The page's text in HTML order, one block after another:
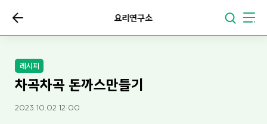
요리연구소
레시피
차곡차곡 돈까스만들기
2023.10.02 12:00